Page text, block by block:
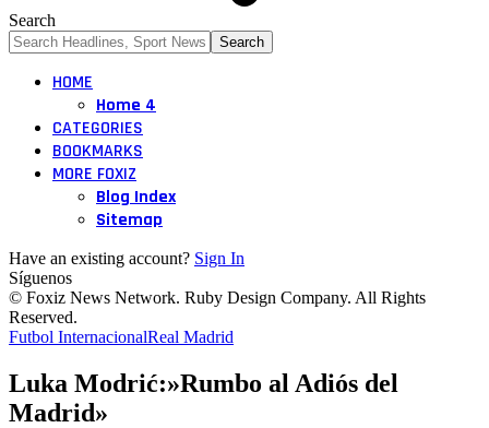
Search
HOME
Home 4
CATEGORIES
BOOKMARKS
MORE FOXIZ
Blog Index
Sitemap
Have an existing account? Sign In
Síguenos
© Foxiz News Network. Ruby Design Company. All Rights
Reserved.
Futbol InternacionalReal Madrid
Luka Modrić:»Rumbo al Adiós del
Madrid»